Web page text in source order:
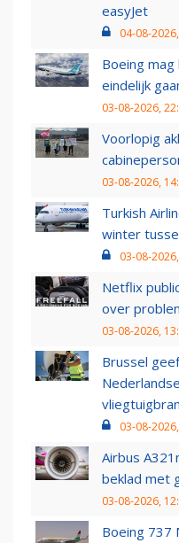
easyJet
04-08-
Boeing
eindelijk
03-08-2026,
Voorlopig
03-08-2026,
Turkish
winter
03-08-
Netflix
over
03-08-2026,
Brussel
03-08-
Airbus
beklad met
03-08-2026,
Boeing 737